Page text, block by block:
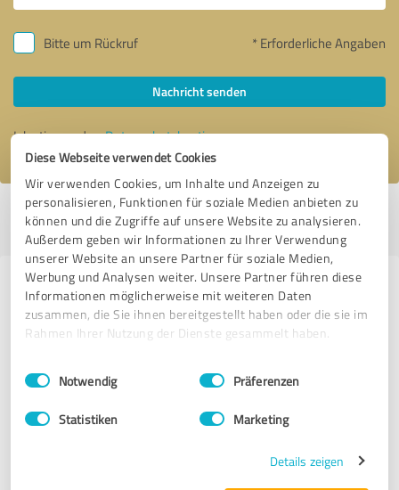
Diese Webseite verwendet Cookies
Wir verwenden Cookies, um Inhalte und Anzeigen zu
personalisieren, Funktionen für soziale Medien anbieten zu
können und die Zugriffe auf unsere Website zu analysieren.
Außerdem geben wir Informationen zu Ihrer Verwendung
unserer Website an unsere Partner für soziale Medien,
Werbung und Analysen weiter. Unsere Partner führen diese
Informationen möglicherweise mit weiteren Daten
zusammen, die Sie ihnen bereitgestellt haben oder die sie im
Rahmen Ihrer Nutzung der Dienste gesammelt haben.
Impressum Datenschutzbestimmungen
Einwilligungsauswahl
Notwendig Präferenzen
Statistiken Marketing
Details zeigen
Bitte um Rückruf * Erforderliche Angaben
Nachricht senden
Ich stimme denDatenschutzbestimmungenzu.
Profil aktiv seit 29.01.2024 | Letzte Aktualisierung: 05.12.2024
melden
Erfahrungen zu weiteren
Anbietern aus dem Bereich
Finanzdienstleistungen
Oliver Frisch